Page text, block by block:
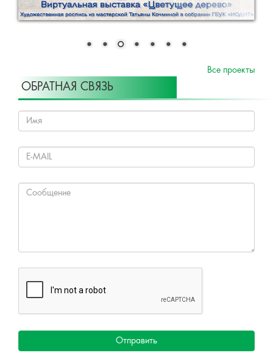
Все проекты
ОБРАТНАЯ СВЯЗЬ
Отправить